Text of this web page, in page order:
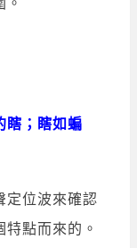
瞎；瞎如蝙
定位波來確認
點而來的。